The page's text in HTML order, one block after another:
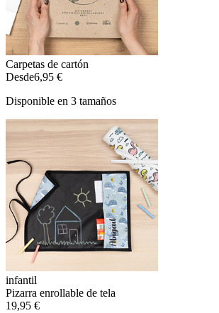
Carpetas de cartón
Desde6,95 €
Disponible en 3 tamaños
infantil
Pizarra enrollable de tela
19,95 €